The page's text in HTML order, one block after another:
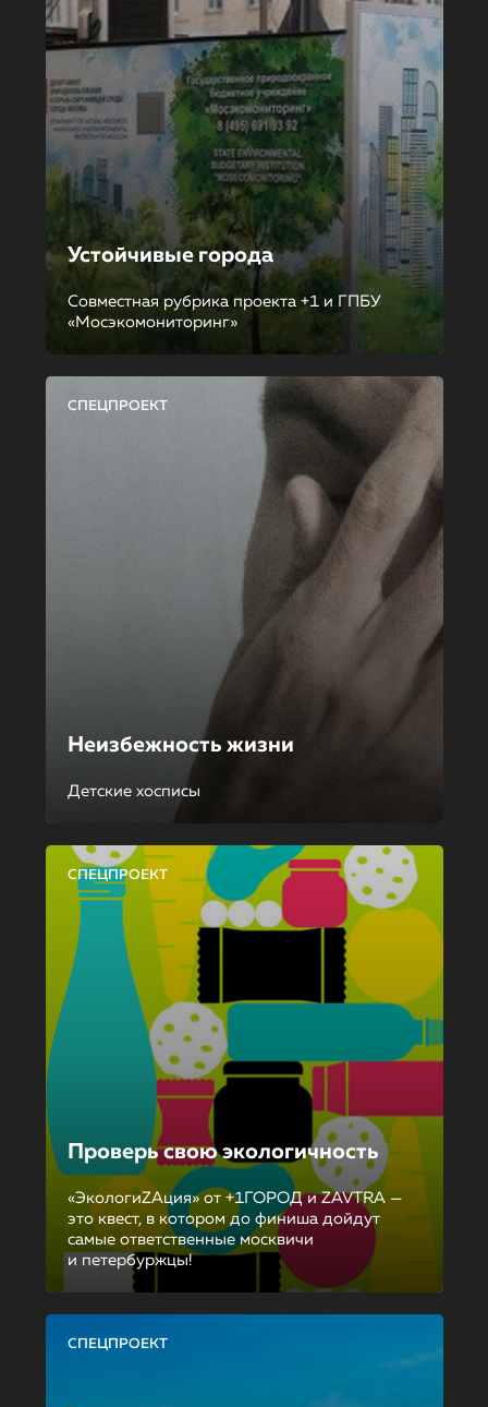
Устойчивые города
Совместная рубрика проекта +1 и ГПБУ
«Мосэкомониторинг»
СПЕЦПРОЕКТ
Неизбежность жизни
Детские хосписы
СПЕЦПРОЕКТ
Проверь свою экологичность
«ЭкологиZAция» от +1ГОРОД и ZAVTRA —
это квест, в котором до финиша дойдут
самые ответственные москвичи
и петербуржцы!
СПЕЦПРОЕКТ